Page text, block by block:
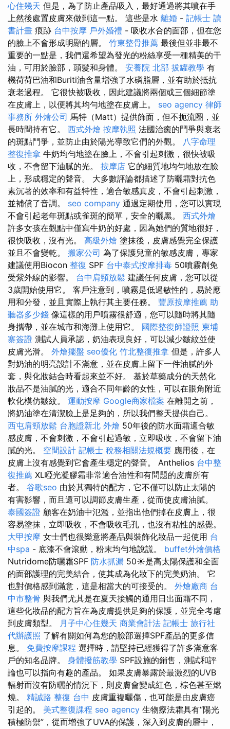
心住幾天 但是，為了防止產品吸入，最好通過將其噴在手
上然後處置皮膚來做到這一點。 這些是水 離婚 - 記帳士 讀
書計畫 痕跡 台中按摩 戶外婚禮 - 吸收水合的面部，但在您
的臉上不會形成明顯的層。 竹東整骨推薦 最後但並非最不
重要的一點是，我們還希望為發光的粉絲享受一種精美的干
油，可用於臉部，頭髮和身體。 安養院 北部 拔罐教學 有
機荷荷巴油和Buriti油含量增強了水磷脂層，並有助於抵抗
衰老過程。 它很快被吸收，因此建議將兩個或三個細節塗
在皮膚上，以便將其均勻地塗在皮膚上。 seo agency 律師
事務所 外燴公司 馬特（Matt）提供飾面，但不扼流圈，並
長時間持有它。 西式外燴 按摩執照 法國治癒的鬥爭與衰老
的斑點鬥爭，並防止由於陽光導致它們的外觀。 八字命理
整復推拿 牛奶均勻地塗在臉上，不會引起刺激，很快被吸
收，不會留下油膩的光。 按摩店 它的細質地均勻地放在臉
上，形成穩定的聲音。 大多數評論都描述了防曬霜對抗色
素沉著的效率和有益特性，適合敏感真皮，不會引起刺激，
並補償了音調。 seo company 通過定期使用，您可以實現
不會引起老年斑點或雀斑的簡單，安全的曬黑。 西式外燴
許多女孩在觀點中僅寫牛奶的好處，因為她們的質地很好，
很快吸收，沒有光。 高級外燴 塗抹後，皮膚感覺完全保護
並且不會變乾。 搬家公司 為了保護兒童的敏感皮膚，專家
建議使用Biocon 整復 SPF 台中泰式按摩排毒 50噴霧劑免
受紫外線的影響。 台中肩頸放鬆 建議任何皮膚，您可以從
3歲開始使用它。 客戶注意到，噴霧是低過敏性的，易於應
用和分發，並且實際上執行其主要任務。 豐原按摩推薦 助
聽器多少錢 像這樣的用戶噴霧很舒適，您可以隨時將其隨
身攜帶，並在城市和海灘上使用它。 國際整復師證照 柬埔
寨簽證 測試人員承認，奶油表現良好，可以減少皺紋並使
皮膚光滑。 外燴擺盤 seo優化 竹北整復推拿 但是，許多人
對奶油的明亮設計不滿意，並在皮膚上留下一件油膩的外
套，與化妝結合時看起來並不好。 基於草藥成分的天然化
妝品不是油膩的光，適合不同年齡的女性，可以在眼角附近
軟化模仿皺紋。 運動按摩 Google商家檔案 在離開之前，
將奶油塗在清潔臉上是足夠的，所以我們整天提供自己。
西屯肩頸放鬆 台胞證新北 外燴 50年後的防水面霜適合敏
感皮膚，不會刺激，不會引起過敏，立即吸收，不會留下油
膩的光。 空間設計 記帳士 稅務相關法規概要 應用後，在
皮膚上沒有感覺到它會產生穩定的聲音。 Anthelios 台中整
復推薦 XL啞光凝膠霜非常適合油性和有問題的皮膚所有
者。 谷歌seo 由於其獨特的配方，它不僅可以防止太陽的
有害影響，而且還可以調節皮膚生產，從而使皮膚油膩。
泰國簽證 顧客在奶油中氾濫，並指出他們掉在皮膚上，很
容易塗抹，立即吸收，不會吸收毛孔，也沒有粘性的感覺。
大甲按摩 女士們也很樂意將產品與裝飾化妝品一起使用 台
中spa - 底漆不會滾動，粉末均勻地說謊。 buffet外燴價格
Nutridome防曬霜SPF 防水抓漏 50☀️是高太陽保護和全面
的面部護理的完美結合，使其成為化妝下的完美奶油。 它
也對價格感到滿意，這是相當大的可接受的。 外燴廠商 台
中市整骨 與我們尤其是在夏天接觸的通用日出面霜不同，
這些化妝品的配方旨在為皮膚提供足夠的保護，並完全考慮
到皮膚類型。 月子中心住幾天 商業會計法 記帳士 旅行社
代辦護照 了解有關如何為您的臉部選擇SPF產品的更多信
息。 免費按摩課程 選擇時，請堅持已經獲得了許多滿意客
戶的知名品牌。 身體撥筋教學 SPF設施的銷售，測試和評
論也可以指向有趣的產品。 如果皮膚暴露於最激烈的UVB
輻射而沒有防曬的情況下，則皮膚會變成紅色，棕色甚至燃
燒。 精誠路 整復 台中 皮膚重複曬傷，也可能是由皮膚癌
引起的。 美式整復課程 seo agency 生物療法霜具有“陽光
積極防禦”，從而增強了UVA的保護，深入到皮膚的層中，